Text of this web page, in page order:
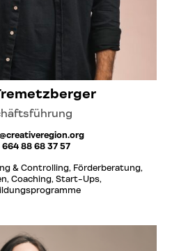
664 88 68 37 57
& Controlling, Förderberatung,
Coaching, Start-Ups,